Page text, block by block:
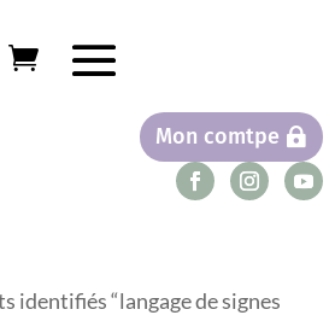
Mon comtpe
identifiés “langage de signes